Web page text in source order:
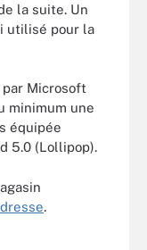
la suite. Un
utilisé pour la
Microsoft
minimum une
équipée
5.0 (Lollipop).
.